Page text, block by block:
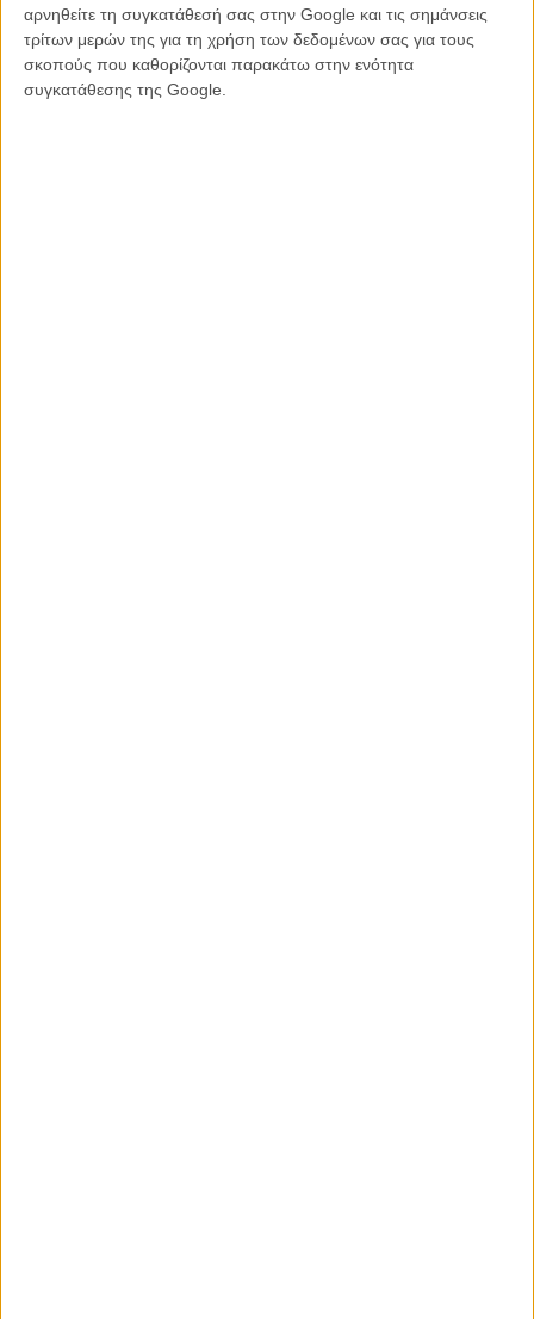
αρνηθείτε τη συγκατάθεσή σας στην Google και τις σημάνσεις
τρίτων μερών της για τη χρήση των δεδομένων σας για τους
σκοπούς που καθορίζονται παρακάτω στην ενότητα
συγκατάθεσης της Google.